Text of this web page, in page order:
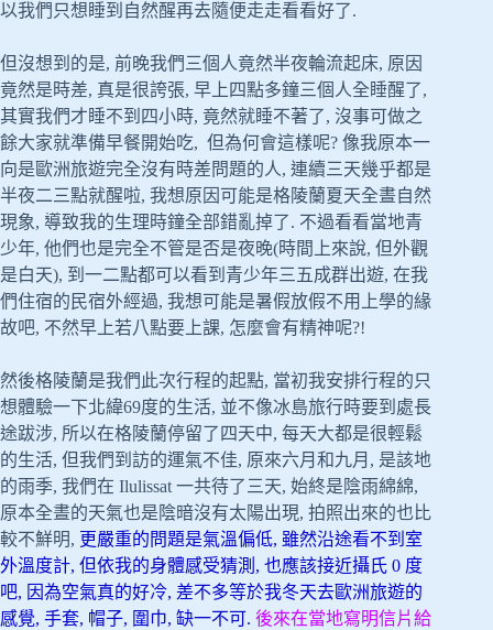
以我們只想睡到自然醒再去隨便走走看看好了.
但沒想到的是, 前晚我們三個人竟然半夜輪流起床, 原因
竟然是時差, 真是很誇張, 早上四點多鐘三個人全睡醒了,
其實我們才睡不到四小時, 竟然就睡不著了, 沒事可做之
餘大家就準備早餐開始吃, 但為何會這樣呢? 像我原本一
向是歐洲旅遊完全沒有時差問題的人, 連續三天幾乎都是
半夜二三點就醒啦, 我想原因可能是格陵蘭夏天全晝自然
現象, 導致我的生理時鐘全部錯亂掉了. 不過看看當地青
少年, 他們也是完全不管是否是夜晚(時間上來說, 但外觀
是白天), 到一二點都可以看到青少年三五成群出遊, 在我
們住宿的民宿外經過, 我想可能是暑假放假不用上學的緣
故吧, 不然早上若八點要上課, 怎麼會有精神呢?!
然後格陵蘭是我們此次行程的起點, 當初我安排行程的只
想體驗一下北緯69度的生活, 並不像冰島旅行時要到處長
途跋涉, 所以在格陵蘭停留了四天中, 每天大都是很輕鬆
的生活, 但我們到訪的運氣不佳, 原來六月和九月, 是該地
的雨季, 我們在 Ilulissat 一共待了三天, 始終是陰雨綿綿,
原本全晝的天氣也是陰暗沒有太陽出現, 拍照出來的也比
較不鮮明, 更嚴重的問題是氣溫偏低, 雖然沿途看不到室
外溫度計, 但依我的身體感受猜測, 也應該接近攝氏 0 度
吧, 因為空氣真的好冷, 差不多等於我冬天去歐洲旅遊的
感覺, 手套, 帽子, 圍巾, 缺一不可. 後來在當地寫明信片給